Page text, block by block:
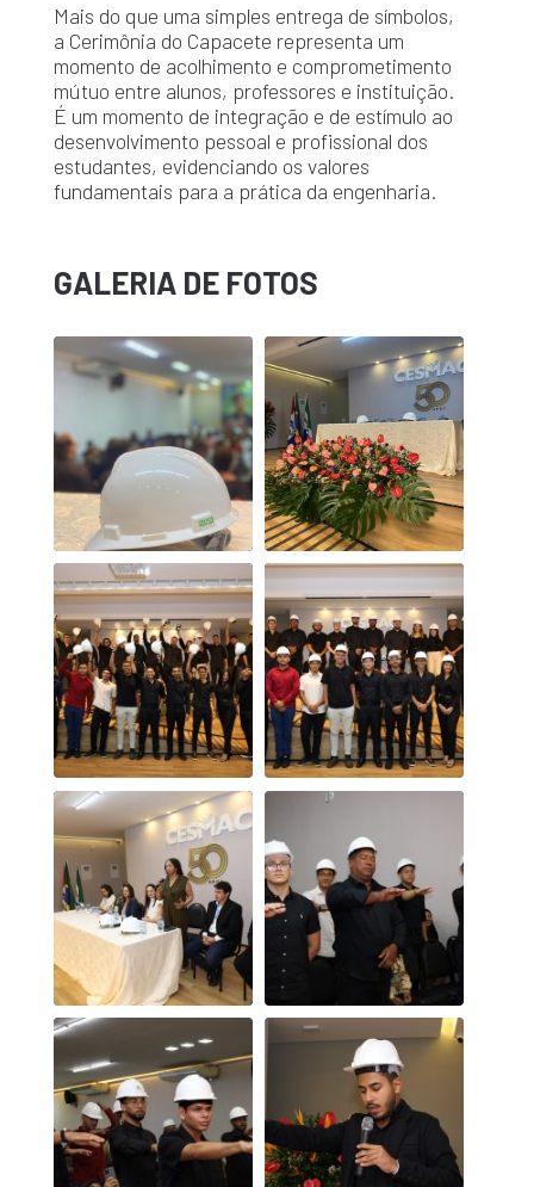
Mais do que uma simples entrega de símbolos,
a Cerimônia do Capacete representa um
momento de acolhimento e comprometimento
mútuo entre alunos, professores e instituição.
É um momento de integração e de estímulo ao
desenvolvimento pessoal e profissional dos
estudantes, evidenciando os valores
fundamentais para a prática da engenharia.
GALERIA DE FOTOS